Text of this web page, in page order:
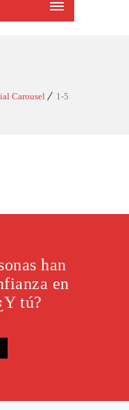
Carousel 1-5
han
en
tú?